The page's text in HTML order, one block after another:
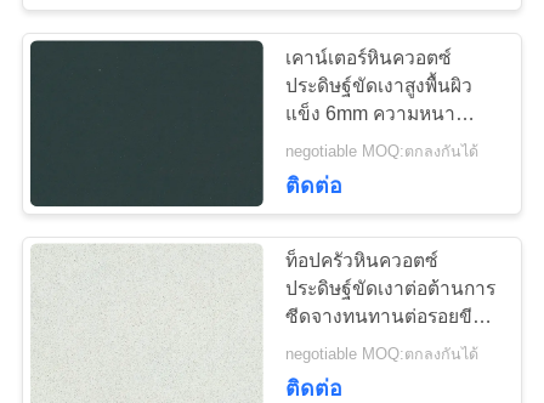
ราคา
PRIVACY
POLICY
เคาน์เตอร์หินควอตซ์
ประดิษฐ์ขัดเงาสูงพื้นผิว
แข็ง 6mm ความหนา
10mm
negotiable MOQ:ตกลงกันได้
ติดต่อ
ท็อปครัวหินควอตซ์
ประดิษฐ์ขัดเงาต่อต้านการ
ซีดจางทนทานต่อรอยขีด
ข่วน
negotiable MOQ:ตกลงกันได้
ติดต่อ